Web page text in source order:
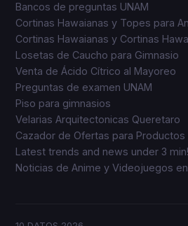
Bancos de preguntas UNAM
Cortinas Hawaianas y Topes para
Cortinas Hawaianas y Cortinas
Losetas de Caucho para Gimnasio
Venta de Ácido Cítrico al Mayoreo
Preguntas de examen UNAM
Piso para gimnasios
Velarias Arquitectonicas Queretaro
Cazador de Ofertas para
Latest trends and news under 3 min!
Noticias de Anime y Videojuegos